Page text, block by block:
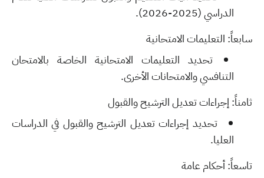
الدراسي (2025-2026).
سابعاً: التعليمات الامتحانية
تحديد التعليمات الامتحانية الخاصة بالامتحان
التنافسي والامتحانات الأخرى.
ثامناً: إجراءات تعديل الترشيح والقبول
تحديد إجراءات تعديل الترشيح والقبول في الدراسات
العليا.
تاسعاً: أحكام عامة